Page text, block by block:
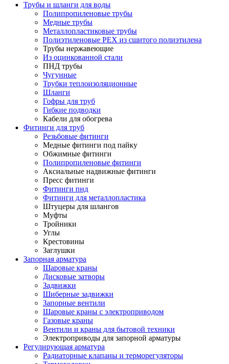
Трубы и шланги для воды
Полипропиленовые трубы
Медные трубы
Металлопластиковые трубы
Полиэтиленовые PEX из сшитого полиэтилена
Трубы нержавеющие
Из оцинкованной стали
ПНД трубы
Чугунные
Трубки теплоизоляционные
Шланги
Гофры для труб
Гибкие подводки
Кабели для обогрева
Фитинги для труб
Резьбовые фитинги
Медные фитинги под пайку
Обжимные фитинги
Полипропиленовые фитинги
Аксиальные надвижные фитинги
Пресс фитинги
Фитинги пнд
Фитинги для металлопластика
Штуцеры для шлангов
Муфты
Тройники
Углы
Крестовины
Заглушки
Запорная арматура
Шаровые краны
Дисковые затворы
Задвижки
Шиберные задвижки
Запорные вентили
Шаровые краны с электроприводом
Газовые краны
Вентили и краны для бытовой техники
Электроприводы для запорной арматуры
Регулирующая арматура
Радиаторные клапаны и терморегуляторы